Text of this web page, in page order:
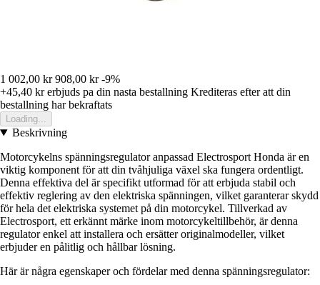
1 002,00 kr 908,00 kr -9%
+45,40 krerbjuds pa din nasta bestallning Krediteras efter att din
bestallning har bekraftats
Loading...
Beskrivning
Motorcykelns spänningsregulator anpassad Electrosport Honda är en
viktig komponent för att din tvåhjuliga växel ska fungera ordentligt.
Denna effektiva del är specifikt utformad för att erbjuda stabil och
effektiv reglering av den elektriska spänningen, vilket garanterar skydd
för hela det elektriska systemet på din motorcykel. Tillverkad av
Electrosport, ett erkännt märke inom motorcykeltillbehör, är denna
regulator enkel att installera och ersätter originalmodeller, vilket
erbjuder en pålitlig och hållbar lösning.
Här är några egenskaper och fördelar med denna spänningsregulator: